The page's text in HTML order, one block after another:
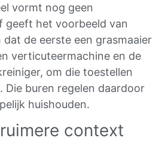
vormt nog geen
geeft het voorbeeld van
de eerste een grasmaaier
verticuteermachine en de
om die toestellen
Die buren regelen daardoor
huishouden.
context